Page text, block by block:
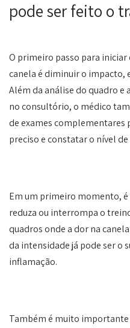
pode ser feito o
O primeiro passo para
canela é diminuir o impacto,
Além da análise do quadro e
no consultório, o médico
de exames
preciso e constatar o nível
Em um primeiro momento,
reduza ou interrompa o
quadros onde a dor na
da intensidade já pode ser o
inflamação.
Também é muito